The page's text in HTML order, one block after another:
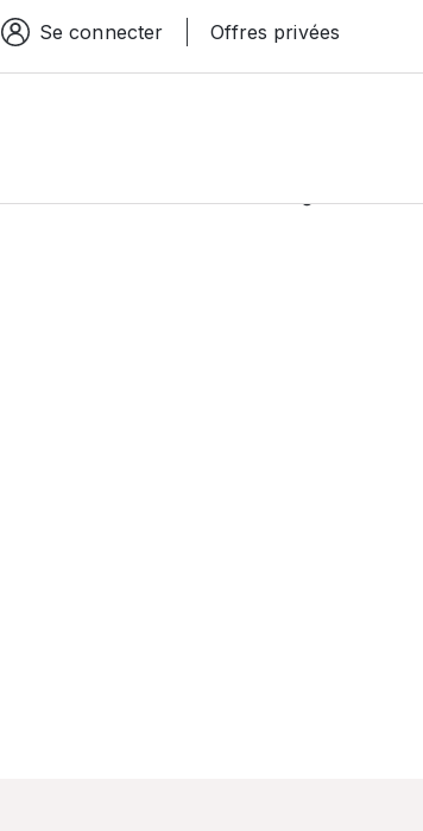
Espace connexion
Se connecter Offres privées